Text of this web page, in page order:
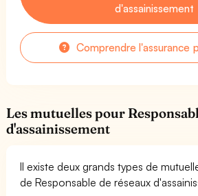
d'assainissement
Comprendre l'assurance
Les mutuelles pour
d'assainissement
Il existe deux grands types de
de Responsable de réseaux